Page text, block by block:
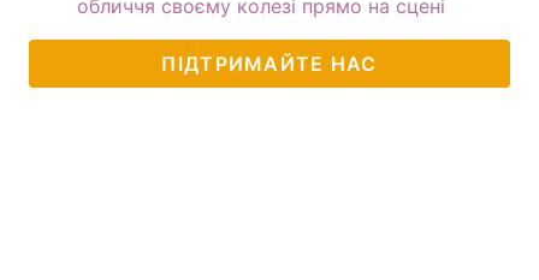
обличчя своєму колезі прямо на сцені
ПІДТРИМАЙТЕ НАС